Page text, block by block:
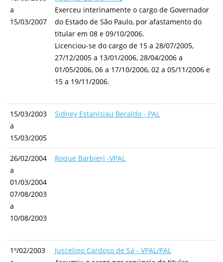
a
15/03/2007
Exerceu interinamente o cargo de Governador
do Estado de São Paulo, por afastamento do
titular em 08 e 09/10/2006.
Licenciou-se do cargo de 15 a 28/07/2005,
27/12/2005 a 13/01/2006, 28/04/2006 a
01/05/2006, 06 a 17/10/2006, 02 a 05/11/2006 e
15 a 19/11/2006.
15/03/2003
a
15/03/2005
Sidney Estanislau Beraldo - PAL
26/02/2004
a
01/03/2004
07/08/2003
a
10/08/2003
Roque Barbieri -VPAL
1º/02/2003
Juscelino Cardoso de Sá - VPAL/PAL